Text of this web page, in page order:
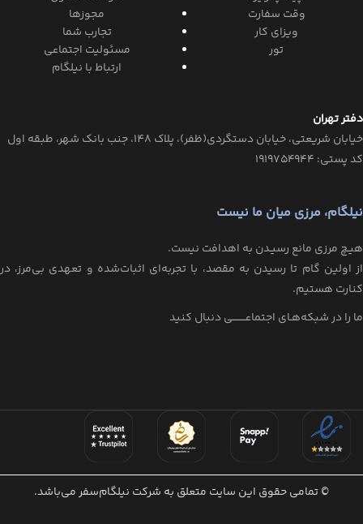
نیلگام، مرزی میان ما نیست
هیـچ مرزی مانع رسیـدن به اهدافت نیست.
از اولین گام تا رسیدن به مقصد، با تجربه‌ای اثبات‌شده و تعهدی بی‌مرز، در
کنارت هستیم.
ما را در شبکه‌هـای اجتماعــــــــی دنبال کنید
وقت سفارت
ویزای کار
تور
مجوزها
تجارب شما
مسئولیت اجتماعی
ارتباط با نیلگام
دفتر تهران
خیابان‌ شریعتی، خیابان‌ دستگردی(ظفر)، پلاک 148، جنب بانک شهر، طبقه اول
کد پستی: ۱۹۱۹۷۵۴۹۴۴
© تمامی حقوق این سایت متعلق به شرکت نیلگام‌سفر می‌باشد.